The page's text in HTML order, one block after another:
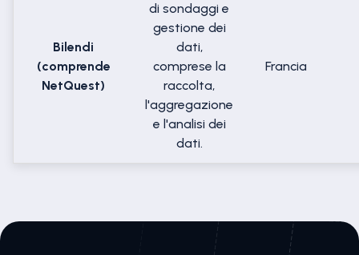
Bilendi
(comprende
NetQuest)
di sondaggi e
gestione dei
dati,
comprese la
raccolta,
l'aggregazione
e l'analisi dei
dati.
Francia